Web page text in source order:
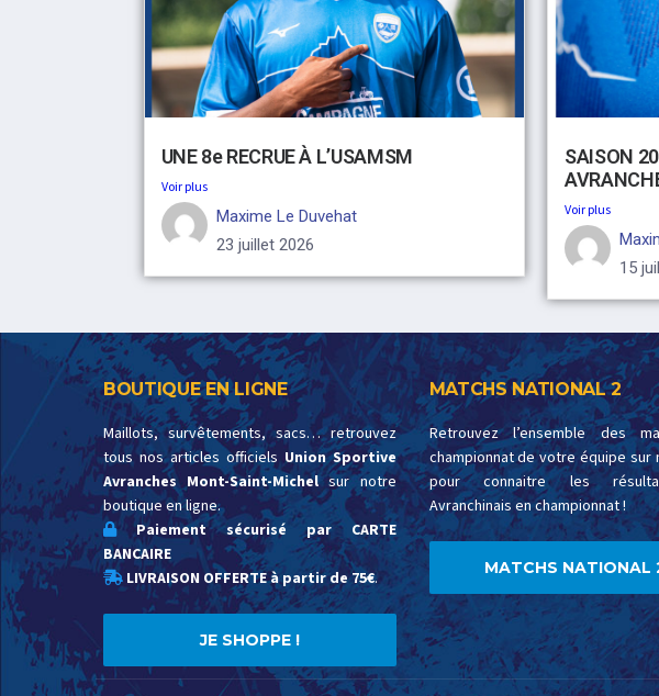
UNE 8e RECRUE À L’USAMSM
Voir plus
Maxime Le Duvehat
23 juillet 2026
SAISON
Voir plus
15
BOUTIQUE EN LIGNE
Maillots, survêtements, sacs… retrouvez
tous nos articles officiels Union Sportive
Avranches Mont-Saint-Michelsur notre
boutique en ligne.
Paiement sécurisé par CARTE
BANCAIRE
LIVRAISON OFFERTE à partir de 75€.
JE SHOPPE !
MATCHS NATIONAL 2
Retrouvez l’ensemble des
championnat de votre équipe sur
pour connaitre les
Avranchinais en championnat !
MATCHS NATIONAL